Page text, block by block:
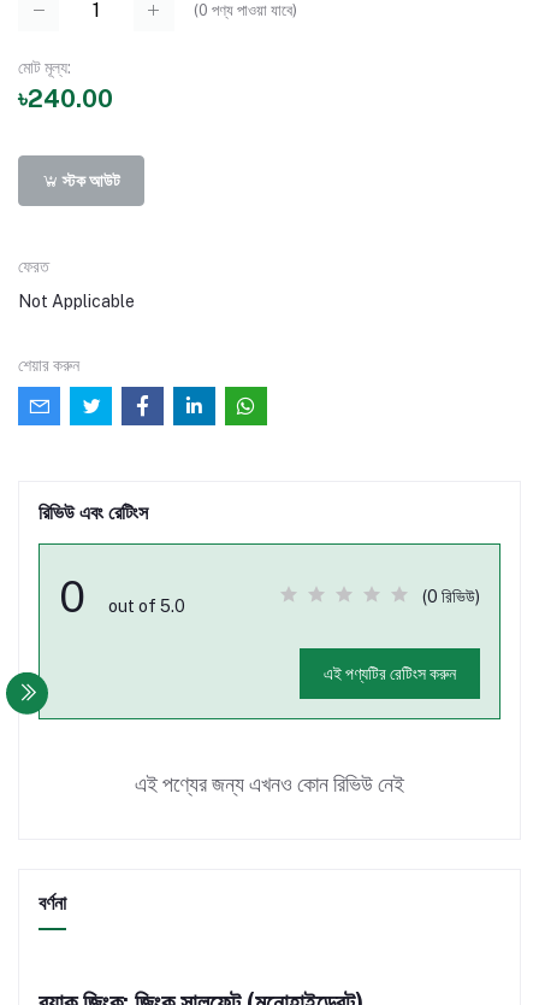
(0 পণ্য পাওয়া যাবে)
মোট মূল্য:
৳240.00
স্টক আউট
ফেরত
Not Applicable
শেয়ার করুন
রিভিউ এবং রেটিংস
0 out of 5.0
(0 রিভিউ)
এই পণ্যটির রেটিংস করুন
এই পণ্যের জন্য এখনও কোন রিভিউ নেই
বর্ণনা